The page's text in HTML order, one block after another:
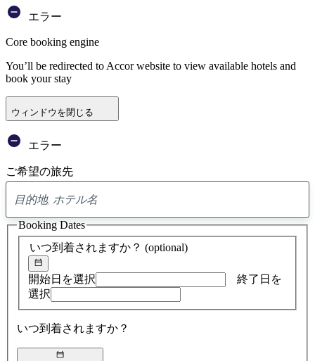
エラー
Core booking engine
You’ll be redirected to Accor website to view available hotels and
book your stay
ウィンドウを閉じる
エラー
ご希望の旅先
ア
ド
バ
イ
検
索
いつ到着されますか？ (optional)
開始日を選択
終了日を
選択
いつ到着されますか？
Booking Dates